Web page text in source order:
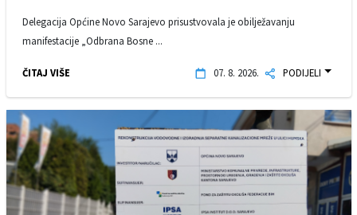
Delegacija Općine Novo Sarajevo prisustvovala je obilježavanju
manifestacije „Odbrana Bosne ...
ČITAJ VIŠE 07. 8. 2026. PODIJELI